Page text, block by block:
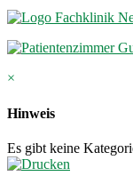
×
Hinweis
Es gibt keine